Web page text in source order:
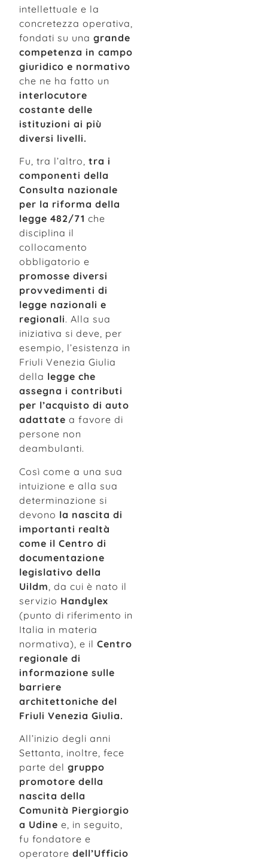
intellettuale e la
concretezza operativa,
fondati su una grande
competenza in campo
giuridico e normativo
che ne ha fatto un
interlocutore
costante delle
istituzioni ai più
diversi livelli.
Fu, tra l’altro, tra i
componenti della
Consulta nazionale
per la riforma della
legge 482/71 che
disciplina il
collocamento
obbligatorio e
promosse diversi
provvedimenti di
legge nazionali e
regionali. Alla sua
iniziativa si deve, per
esempio, l’esistenza in
Friuli Venezia Giulia
della legge che
assegna i contributi
per l’acquisto di auto
adattate a favore di
persone non
deambulanti.
Così come a una sua
intuizione e alla sua
determinazione si
devono la nascita di
importanti realtà
come il Centro di
documentazione
legislativo della
Uildm , da cui è nato il
servizio Handylex
(punto di riferimento in
Italia in materia
normativa), e il Centro
regionale di
informazione sulle
barriere
architettoniche del
Friuli Venezia Giulia.
All’inizio degli anni
Settanta, inoltre, fece
parte del gruppo
promotore della
nascita della
Comunità Piergiorgio
a Udine e, in seguito,
fu fondatore e
operatore dell’Ufficio